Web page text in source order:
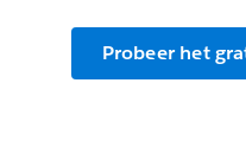
Probeer het